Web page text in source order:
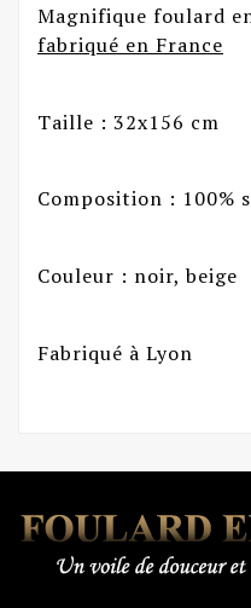
Magnifique foulard
fabriqué en France
Taille : 32x156 cm
Composition : 100%
Couleur : noir, beige
Fabriqué à Lyon